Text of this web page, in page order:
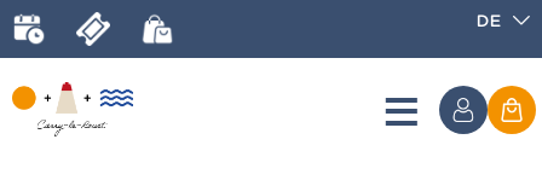
DE